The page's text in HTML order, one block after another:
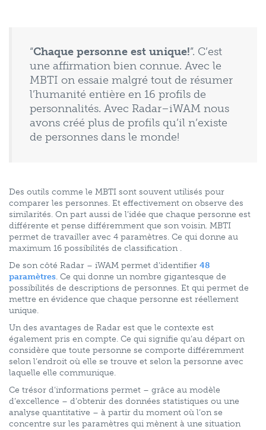
“Chaque personne est unique!”. C’est
une affirmation bien connue. Avec le
MBTI on essaie malgré tout de résumer
l’humanité entière en 16 profils de
personnalités. Avec Radar–iWAM nous
avons créé plus de profils qu’il n’existe
de personnes dans le monde!
Des outils comme le MBTI sont souvent utilisés pour
comparer les personnes. Et effectivement on observe des
similarités. On part aussi de l’idée que chaque personne est
différente et pense différemment que son voisin. MBTI
permet de travailler avec 4 paramètres. Ce qui donne au
maximum 16 possibilités de classification .
De son côté Radar – iWAM permet d’identifier 48
paramètres. Ce qui donne un nombre gigantesque de
possibilités de descriptions de personnes. Et qui permet de
mettre en évidence que chaque personne est réellement
unique.
Un des avantages de Radar est que le contexte est
également pris en compte. Ce qui signifie qu’au départ on
considère que toute personne se comporte différemment
selon l’endroit où elle se trouve et selon la personne avec
laquelle elle communique.
Ce trésor d’informations permet – grâce au modèle
d’excellence – d’obtenir des données statistiques ou une
analyse quantitative – à partir du moment où l’on se
concentre sur les paramètres qui mènent à une situation